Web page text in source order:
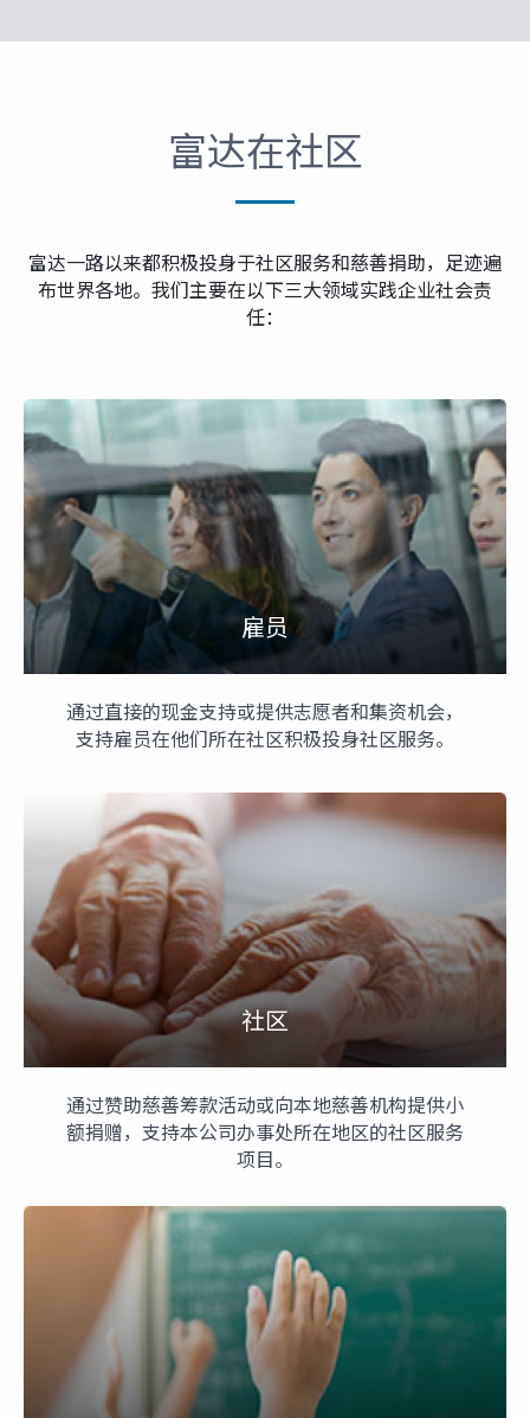
下载中心
富达在社区
富达一路以来都积极投身于社区服务和慈善捐助，足迹遍
布世界各地。我们主要在以下三大领域实践企业社会责
任：
雇员
通过直接的现金支持或提供志愿者和集资机会，
支持雇员在他们所在社区积极投身社区服务。
社区
通过赞助慈善筹款活动或向本地慈善机构提供小
额捐赠，支持本公司办事处所在地区的社区服务
项目。